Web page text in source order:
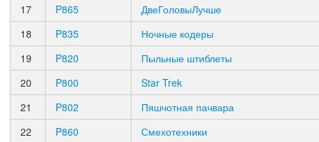
17
P865 ДвеГоловыЛучше
18
P835 Ночные кодеры
19
P820 Пыльные штиблеты
20
P800 Star Trek
21
P802 Пяшчотная пачвара
22
P860 Смехотехники